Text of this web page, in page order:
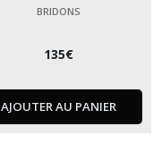
BRIDONS
135€
AJOUTER AU PANIER